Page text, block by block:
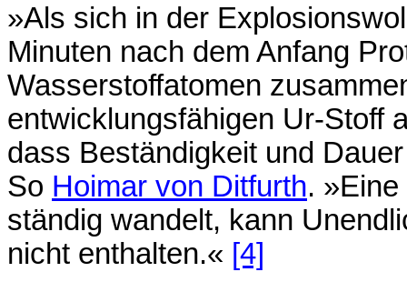
»Als sich in der
Minuten nach dem Anfang
Wasserstoffatomen
entwicklungsfähigen Ur-Stoff
dass Beständigkeit und
So Hoimar von Ditfurth.
ständig wandelt, kann
nicht enthalten.« [4]